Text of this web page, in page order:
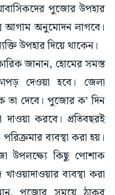
আবাসিকদের পুজোর উপহার
আগাম অনুমোদন লাগবে।
উপহার দিয়ে থাকেন।
জানান, হোমের সমস্ত
দেওয়া হবে। জেলা
তা দেবে। পুজোর ক’ দিন
করবে। প্রতিবছরই
ব্যবস্থা করা হয়।
উপলক্ষ্যে কিছু পোশাক
ব্যবস্থা করা